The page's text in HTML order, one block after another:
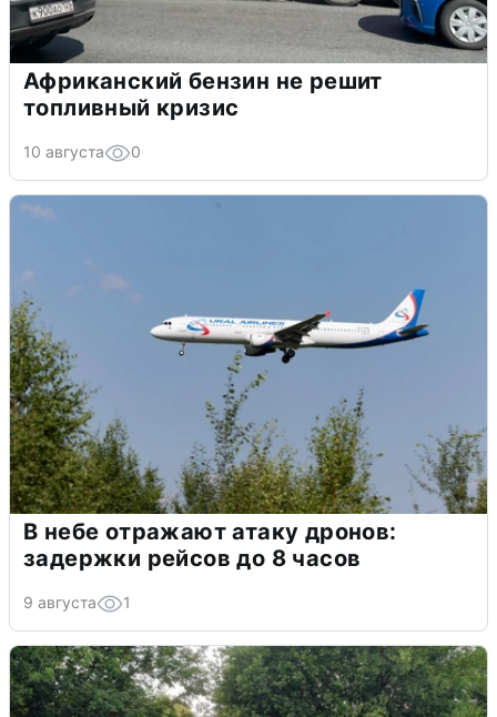
Африканский бензин не решит
топливный кризис
10 августа 0
В небе отражают атаку дронов:
задержки рейсов до 8 часов
9 августа 1